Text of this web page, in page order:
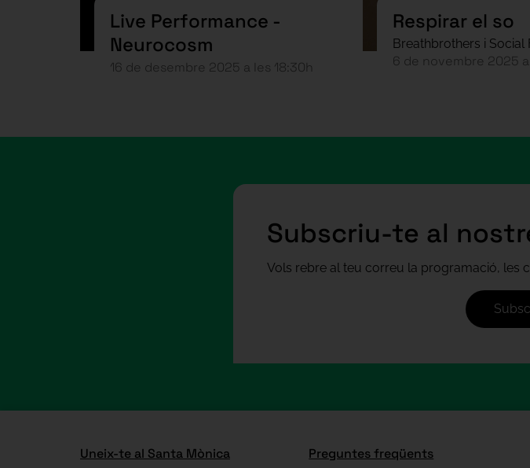
Live Performance -
Neurocosm
16 de desembre 2025 a les 18:30h
Respirar el so
Breathbrothers i Social
6 de novembre 2025 a
Subscriu-te al
Vols rebre al teu correu la programació, les
Uneix-te al Santa Mònica Preguntes freqüents